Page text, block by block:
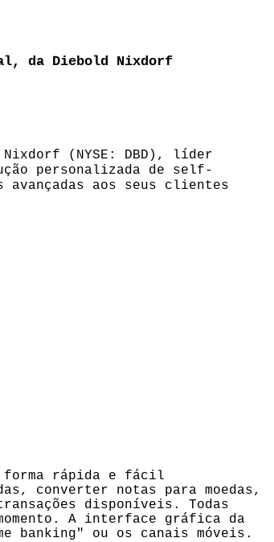
da Diebold Nixdorf
Nixdorf (NYSE: DBD), líder
personalizada de self-
aos seus clientes
forma rápida e fácil
converter notas para moedas,
disponíveis. Todas
A interface gráfica da
banking" ou os canais móveis.